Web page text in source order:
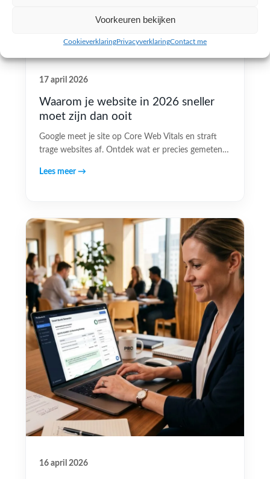
Voorkeuren bekijken
CookieverklaringPrivacyverklaringContact me
17 april 2026
Waarom je website in 2026 sneller
moet zijn dan ooit
Google meet je site op Core Web Vitals en straft
trage websites af. Ontdek wat er precies gemeten…
Lees meer →
16 april 2026